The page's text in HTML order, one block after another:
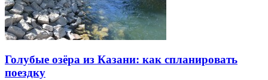
Голубые озёра из Казани: как спланировать
поездку